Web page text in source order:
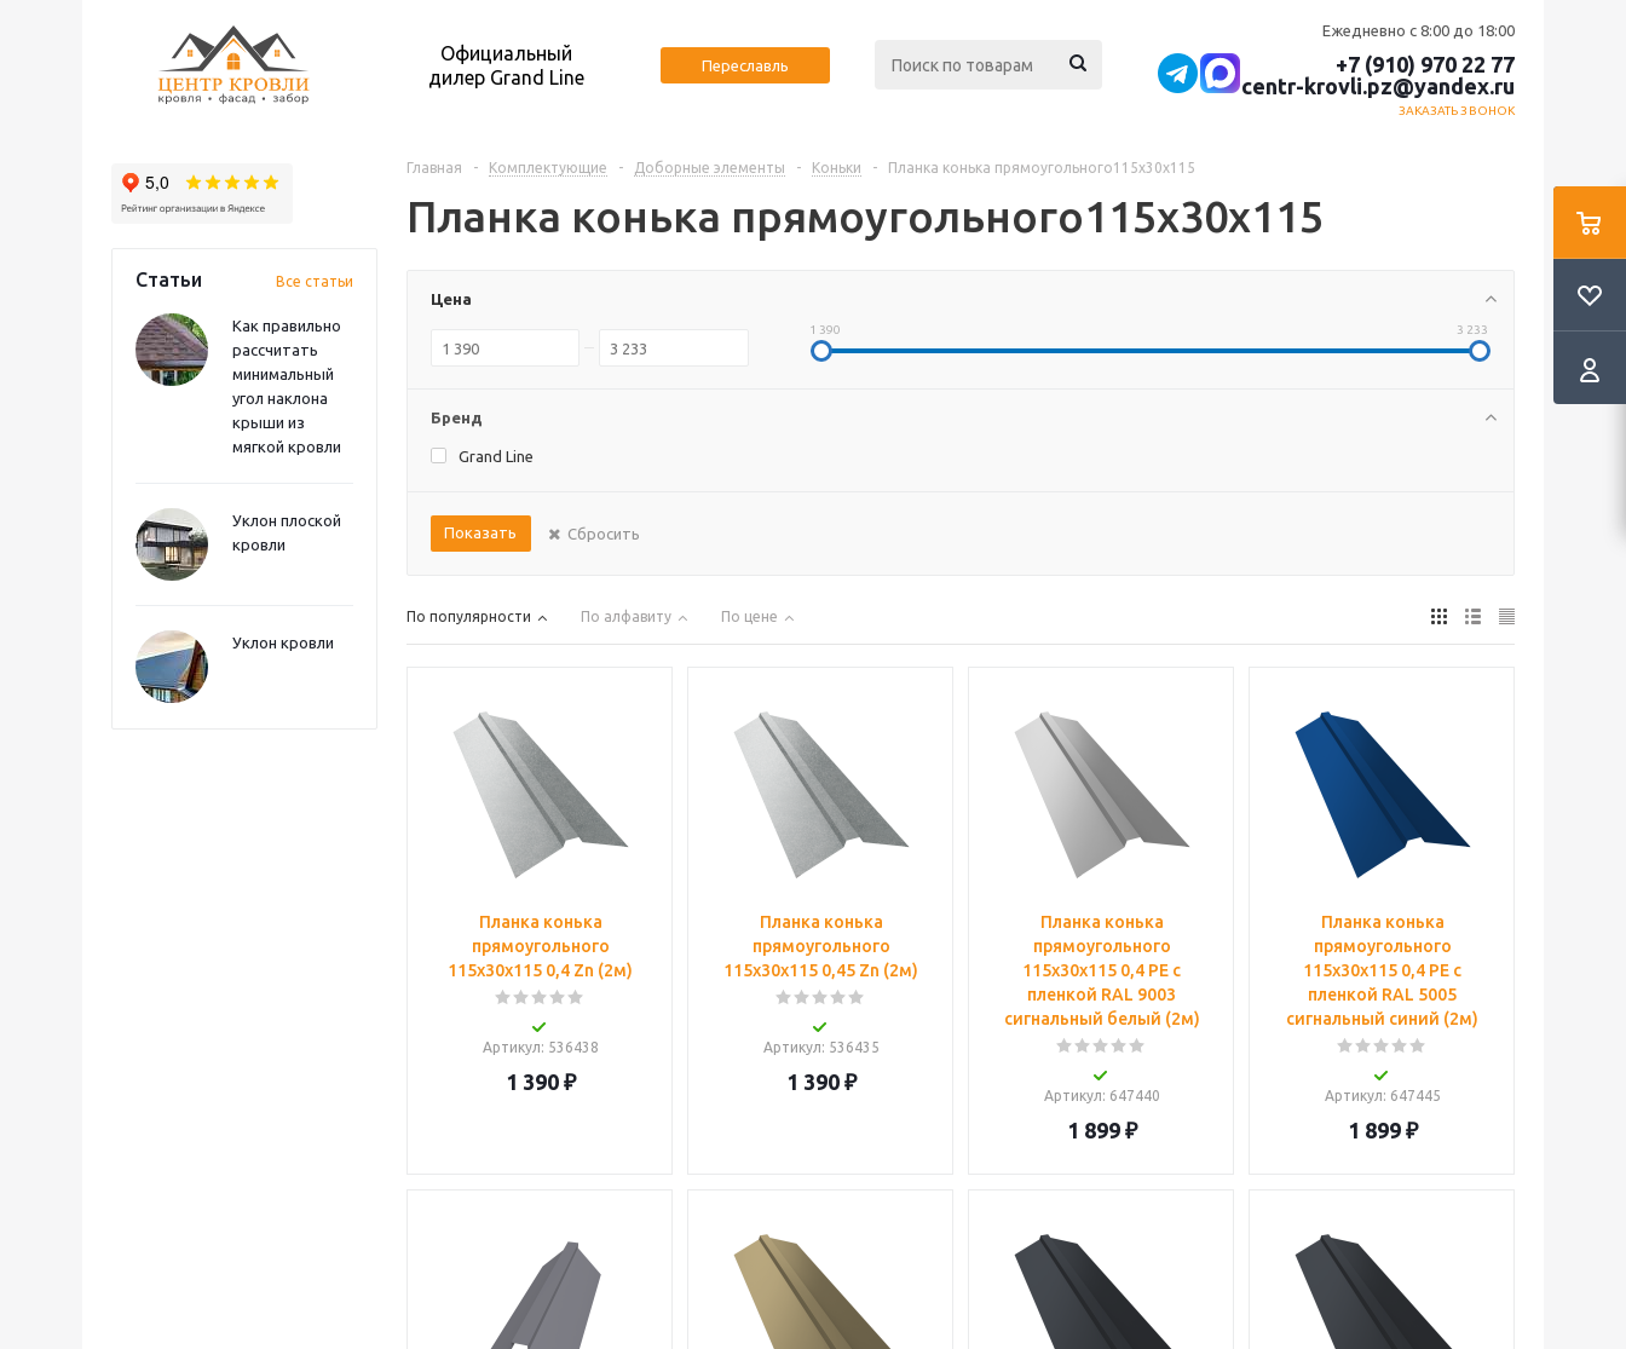
Официальный
дилер Grand Line
Переславль
Ежедневно с 8:00 до 18:00
+7 (910) 970 22 77
centr-krovli.pz@yandex.ru
ЗАКАЗАТЬ ЗВОНОК
Статьи Все статьи
Как правильно
рассчитать
минимальный
угол наклона
крыши из
мягкой кровли
Уклон плоской
кровли
Уклон кровли
Главная - Комплектующие - Доборные элементы - Коньки - Планка конька прямоугольного115х30х115
Планка конька прямоугольного115х30х115
Цена
1 390 3 233
Бренд
Grand Line
Показать Сбросить
По популярности По алфавиту По цене
Планка конька
прямоугольного
115х30х115 0,4 Zn (2м)
Артикул: 536438
1 390₽
Планка конька
прямоугольного
115х30х115 0,45 Zn (2м)
Артикул: 536435
1 390₽
Планка конька
прямоугольного
115х30х115 0,4 PE с
пленкой RAL 9003
сигнальный белый (2м)
Артикул: 647440
1 899₽
Планка конька
прямоугольного
115х30х115 0,4 PE с
пленкой RAL 5005
сигнальный синий (2м)
Артикул: 647445
1 899₽